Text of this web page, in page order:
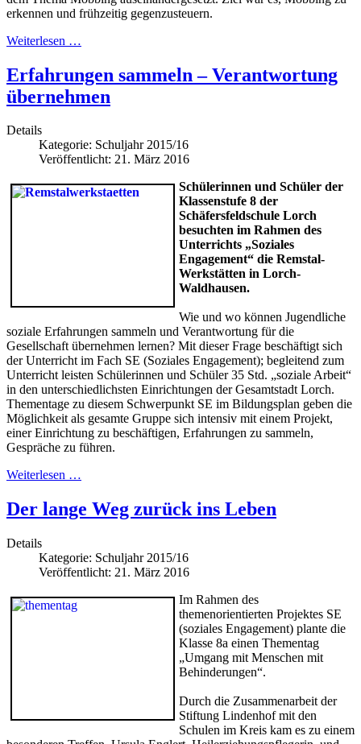
erkennen und frühzeitig gegenzusteuern.
Weiterlesen …
Erfahrungen sammeln – Verantwortung
übernehmen
Details
Kategorie: Schuljahr 2015/16
Veröffentlicht: 21. März 2016
Schülerinnen und Schüler der
Klassenstufe 8 der
Schäfersfeldschule Lorch
besuchten im Rahmen des
Unterrichts „Soziales
Engagement“ die Remstal-
Werkstätten in Lorch-
Waldhausen.
Wie und wo können Jugendliche
soziale Erfahrungen sammeln und Verantwortung für die
Gesellschaft übernehmen lernen? Mit dieser Frage beschäftigt sich
der Unterricht im Fach SE (Soziales Engagement); begleitend zum
Unterricht leisten Schülerinnen und Schüler 35 Std. „soziale Arbeit“
in den unterschiedlichsten Einrichtungen der Gesamtstadt Lorch.
Thementage zu diesem Schwerpunkt SE im Bildungsplan geben die
Möglichkeit als gesamte Gruppe sich intensiv mit einem Projekt,
einer Einrichtung zu beschäftigen, Erfahrungen zu sammeln,
Gespräche zu führen.
Weiterlesen …
Der lange Weg zurück ins Leben
Details
Kategorie: Schuljahr 2015/16
Veröffentlicht: 21. März 2016
Im Rahmen des
themenorientierten Projektes SE
(soziales Engagement) plante die
Klasse 8a einen Thementag
„Umgang mit Menschen mit
Behinderungen“.
Durch die Zusammenarbeit der
Stiftung Lindenhof mit den
Schulen im Kreis kam es zu einem